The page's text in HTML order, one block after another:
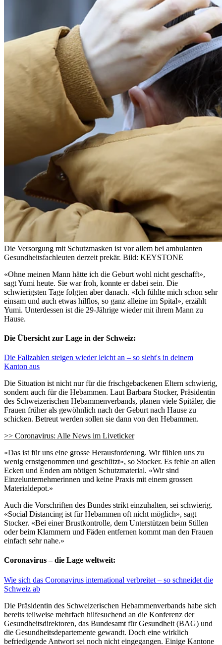
Die Versorgung mit Schutzmasken ist vor allem bei ambulanten
Gesundheitsfachleuten derzeit prekär. Bild: KEYSTONE
«Ohne meinen Mann hätte ich die Geburt wohl nicht geschafft»,
sagt Yumi heute. Sie war froh, konnte er dabei sein. Die
schwierigsten Tage folgten aber danach. «Ich fühlte mich schon sehr
einsam und auch etwas hilflos, so ganz alleine im Spital», erzählt
Yumi. Unterdessen ist die 29-Jährige wieder mit ihrem Mann zu
Hause.
Die Übersicht zur Lage in der Schweiz:
Die Fallzahlen steigen wieder leicht an – so sieht's in deinem
Kanton aus
Die Situation ist nicht nur für die frischgebackenen Eltern schwierig,
sondern auch für die Hebammen. Laut Barbara Stocker, Präsidentin
des Schweizerischen Hebammenverbands, planen viele Spitäler, die
Frauen früher als gewöhnlich nach der Geburt nach Hause zu
schicken. Betreut werden sollen sie dann von den Hebammen.
>> Coronavirus: Alle News im Liveticker
«Das ist für uns eine grosse Herausforderung. Wir fühlen uns zu
wenig ernstgenommen und geschützt», so Stocker. Es fehle an allen
Ecken und Enden am nötigen Schutzmaterial. «Wir sind
Einzelunternehmerinnen und keine Praxis mit einem grossen
Materialdepot.»
Auch die Vorschriften des Bundes strikt einzuhalten, sei schwierig.
«Social Distancing ist für Hebammen oft nicht möglich», sagt
Stocker. «Bei einer Brustkontrolle, dem Unterstützen beim Stillen
oder beim Klammern und Fäden entfernen kommt man den Frauen
einfach sehr nahe.»
Coronavirus – die Lage weltweit:
Wie sich das Coronavirus international verbreitet – so schneidet die
Schweiz ab
Die Präsidentin des Schweizerischen Hebammenverbands habe sich
bereits teilweise mehrfach hilfesuchend an die Konferenz der
Gesundheitsdirektoren, das Bundesamt für Gesundheit (BAG) und
die Gesundheitsdepartemente gewandt. Doch eine wirklich
befriedigende Antwort sei noch nicht eingegangen. Einige Kantone